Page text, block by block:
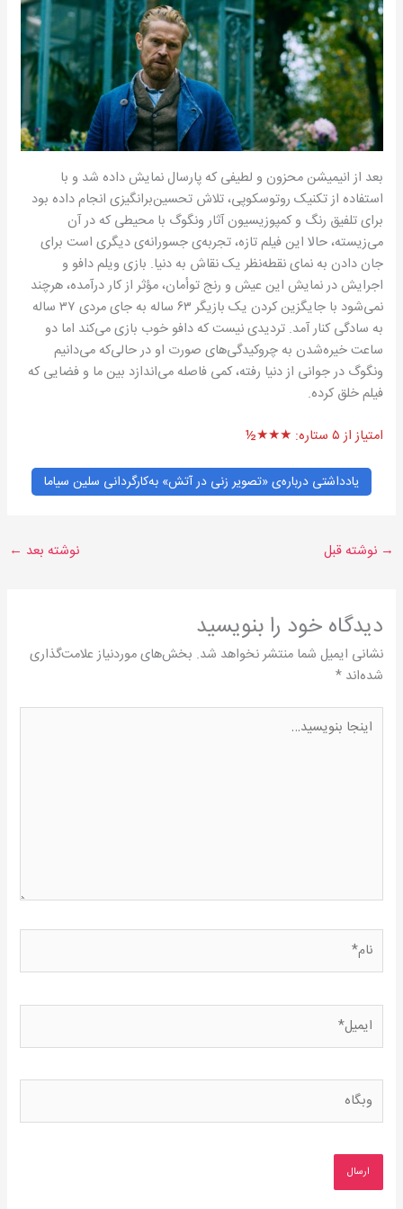
بعد از انیمیشن محزون و لطیفی که پارسال نمایش داده شد و با
استفاده از تکنیک روتوسکوپی، تلاش تحسین‌برانگیزی انجام داده بود
برای تلفیق رنگ و کمپوزیسیون آثار ونگوگ با محیطی که در آن
می‌زیسته، حالا این فیلم تازه، تجربه‌ی جسورانه‌ی دیگری است برای
جان دادن به نمای نقطه‌نظر یک نقاش به دنیا. بازی ویلم دافو و
اجرایش در نمایش این عیش و رنج توأمان، مؤثر از کار درآمده، هرچند
نمی‌شود با جایگزین کردن یک بازیگر ۶۳ ساله به جای مردی ۳۷ ساله
به سادگی کنار آمد. تردیدی نیست که دافو خوب بازی می‌کند اما دو
ساعت خیره‌شدن به چروکیدگی‌های صورت او در حالی‌که می‌دانیم
ونگوگ در جوانی از دنیا رفته، کمی فاصله می‌اندازد بین ما و فضایی که
فیلم خلق کرده.
امتیاز از ۵ ستاره: ★★★½
یادداشتی درباره‌ی «تصویر زنی در آتش» به‌کارگردانی سلین سیاما
→ نوشته قبل نوشته بعد ←
دیدگاه‌ خود را بنویسید
نشانی ایمیل شما منتشر نخواهد شد. بخش‌های موردنیاز علامت‌گذاری
شده‌اند*
اینجا
بنویسید…
نام*
وبگاه